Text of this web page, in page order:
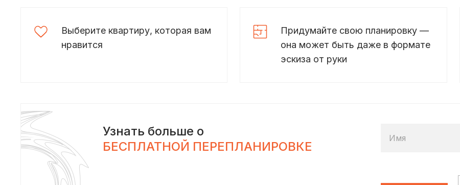
Выберите квартиру, которая вам
нравится
Придумайте свою планировку —
она может быть даже в формате
эскиза от руки
Узнать больше о
БЕСПЛАТНОЙ ПЕРЕПЛАНИРОВКЕ
Имя